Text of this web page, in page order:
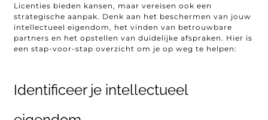
Licenties bieden kansen, maar vereisen ook een
strategische aanpak. Denk aan het beschermen van jouw
intellectueel eigendom, het vinden van betrouwbare
partners en het opstellen van duidelijke afspraken. Hier is
een stap-voor-stap overzicht om je op weg te helpen:
Identificeer je intellectueel